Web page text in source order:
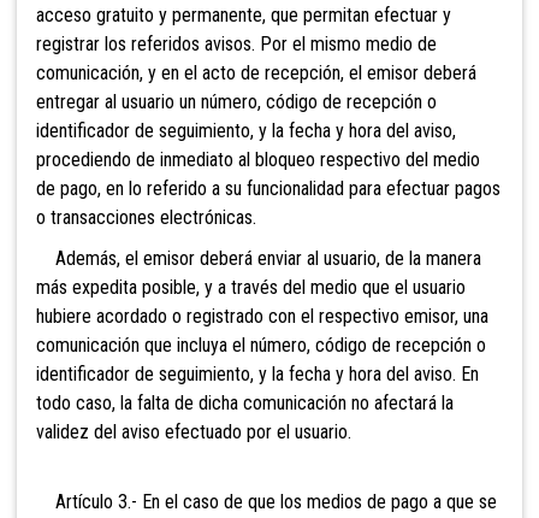
acceso gratuito y permanente, que permitan efectuar y
registrar los referidos avisos. Por el mismo medio de
comunicación, y en el acto de recepción, el emisor deberá
entregar al usuario un número, código de recepción o
identificador de seguimiento, y la fecha y hora del aviso,
procediendo de inmediato al bloqueo respectivo del medio
de pago, en lo referido a su funcionalidad para efectuar pagos
o transacciones electrónicas.
Además, el emisor deberá enviar al usuario, de la manera
más expedita posible, y a través del medio que el usuario
hubiere acordado o registrado con el respectivo emisor, una
comunicación que incluya el número, código de recepción o
identificador de seguimiento, y la fecha y hora del aviso. En
todo caso, la falta de dicha comunicación no afectará la
validez del aviso efectuado por el usuario.
Artículo 3.- En el caso de que los medios de pago a que se